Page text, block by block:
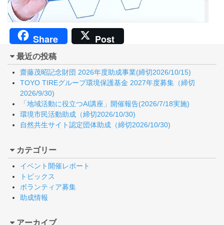
Share Post
最近の投稿
齋藤茂昭記念財団 2026年度助成事業(締切2026/10/15)
TOYO TIREグループ環境保護基金 2027年度募集（締切
2026/9/30)
「地域活動に役立つAI講座」開催報告(2026/7/18実施)
環境市民活動助成（締切2026/10/30)
自然共生サイト認定団体助成（締切2026/10/30)
カテゴリー
イベント開催レポート
トピックス
ボランティア募集
助成情報
アーカイブ